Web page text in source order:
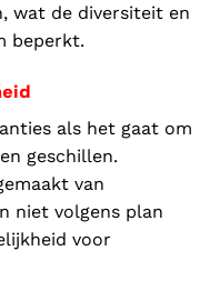
wat de diversiteit en
beperkt.
als het gaat om
geschillen.
van
niet volgens plan
voor